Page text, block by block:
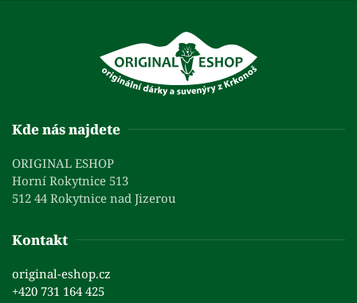
Kde nás najdete
ORIGINAL ESHOP
Horní Rokytnice 513
512 44 Rokytnice nad Jizerou
Kontakt
original-eshop.cz
+420 731 164 425